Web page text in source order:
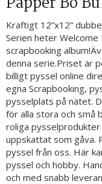
Kraftigt 12”x12”
Serien heter
scrapbooking
denna serie.Priset är
billigt pyssel online
egna Scrapbooking,
pysselplats på nätet.
för alla stora och små
roliga
uppskattat som gåva.
pyssel från oss. Här
pyssel och hobby.
och med snabb